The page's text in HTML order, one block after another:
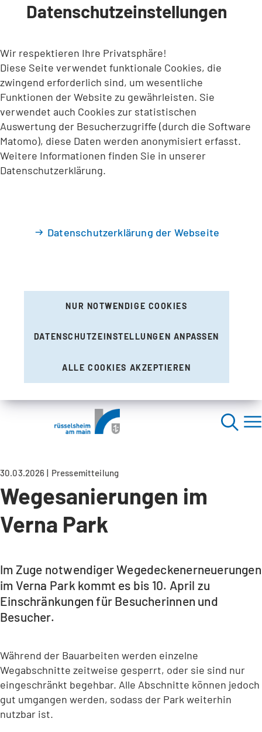
INHALT ANSPRINGEN
Datenschutzeinstellungen
Wir respektieren Ihre Privatsphäre!
Diese Seite verwendet funktionale Cookies, die
zwingend erforderlich sind, um wesentliche
Funktionen der Website zu gewährleisten. Sie
verwendet auch Cookies zur statistischen
Auswertung der Besucherzugriffe (durch die Software
Matomo), diese Daten werden anonymisiert erfasst.
Weitere Informationen finden Sie in unserer
Datenschutzerklärung.
Datenschutzerklärung der Webseite
NUR NOTWENDIGE COOKIES
DATENSCHUTZEINSTELLUNGEN ANPASSEN
ALLE COOKIES AKZEPTIEREN
30.03.2026 Pressemitteilung
Wegesanierungen im
Verna Park
Im Zuge notwendiger Wegedeckenerneuerungen
im Verna Park kommt es bis 10. April zu
Einschränkungen für Besucherinnen und
Besucher.
Während der Bauarbeiten werden einzelne
Wegabschnitte zeitweise gesperrt, oder sie sind nur
eingeschränkt begehbar. Alle Abschnitte können jedoch
gut umgangen werden, sodass der Park weiterhin
nutzbar ist.